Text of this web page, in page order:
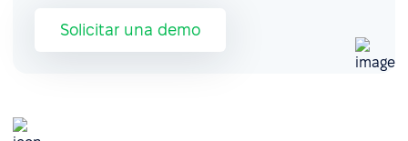
Solicitar una demo